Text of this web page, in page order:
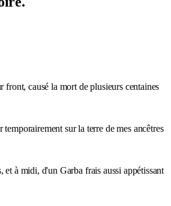
front, causé la mort de plusieurs centaines
sur la terre de mes ancêtres
à midi, d'un Garba frais aussi appétissant